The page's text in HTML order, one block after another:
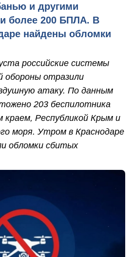
и другими
более 200 БПЛА. В
найдены обломки
российские системы
обороны отразили
атаку. По данным
203 беспилотника
краем, Республикой Крым и
моря. Утром в Краснодаре
обломки сбитых